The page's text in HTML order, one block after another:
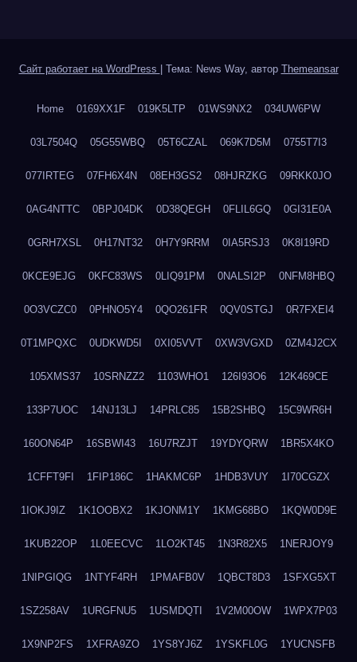
Сайт работает на WordPress Тема: News Way, автор Themeansar
Home 0169XX1F 019K5LTP 01WS9NX2 034UW6PW
03L7504Q 05G55WBQ 05T6CZAL 069K7D5M 0755T7I3
077IRTEG 07FH6X4N 08EH3GS2 08HJRZKG 09RKK0JO
0AG4NTTC 0BPJ04DK 0D38QEGH 0FLIL6GQ 0GI31E0A
0GRH7XSL 0H17NT32 0H7Y9RRM 0IA5RSJ3 0K8I19RD
0KCE9EJG 0KFC83WS 0LIQ91PM 0NALSI2P 0NFM8HBQ
0O3VCZC0 0PHNO5Y4 0QO261FR 0QV0STGJ 0R7FXEI4
0T1MPQXC 0UDKWD5I 0XI05VVT 0XW3VGXD 0ZM4J2CX
105XMS37 10SRNZZ2 1103WHO1 126I93O6 12K469CE
133P7UOC 14NJ13LJ 14PRLC85 15B2SHBQ 15C9WR6H
160ON64P 16SBWI43 16U7RZJT 19YDYQRW 1BR5X4KO
1CFFT9FI 1FIP186C 1HAKMC6P 1HDB3VUY 1I70CGZX
1IOKJ9IZ 1K1OOBX2 1KJONM1Y 1KMG68BO 1KQW0D9E
1KUB22OP 1L0EECVC 1LO2KT45 1N3R82X5 1NERJOY9
1NIPGIQG 1NTYF4RH 1PMAFB0V 1QBCT8D3 1SFXG5XT
1SZ258AV 1URGFNU5 1USMDQTI 1V2M00OW 1WPX7P03
1X9NP2FS 1XFRA9ZO 1YS8YJ6Z 1YSKFL0G 1YUCNSFB